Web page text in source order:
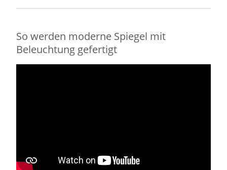
So werden moderne Spiegel mit
Beleuchtung gefertigt